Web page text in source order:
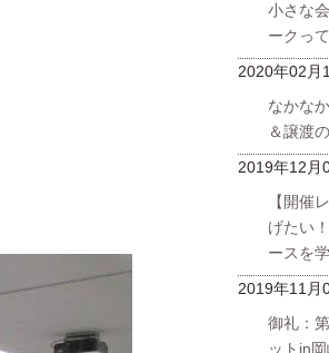
小さな
ークっ
2020年02月
なかな
＆譲渡
2019年12月
【開催
げたい
ースを
2019年11月
御礼：
ットin